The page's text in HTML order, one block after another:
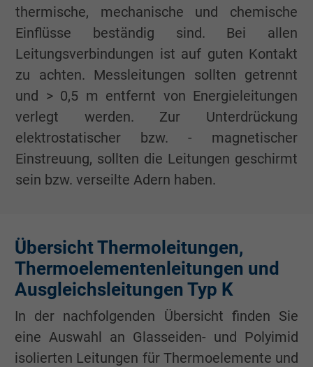
thermische, mechanische und chemische
Einflüsse beständig sind. Bei allen
Leitungsverbindungen ist auf guten Kontakt
zu achten. Messleitungen sollten getrennt
und > 0,5 m entfernt von Energieleitungen
verlegt werden. Zur Unterdrückung
elektrostatischer bzw. - magnetischer
Einstreuung, sollten die Leitungen geschirmt
sein bzw. verseilte Adern haben.
Übersicht Thermoleitungen,
Thermoelementenleitungen und
Ausgleichsleitungen Typ K
In der nachfolgenden Übersicht finden Sie
eine Auswahl an Glasseiden- und Polyimid
isolierten Leitungen für Thermoelemente und